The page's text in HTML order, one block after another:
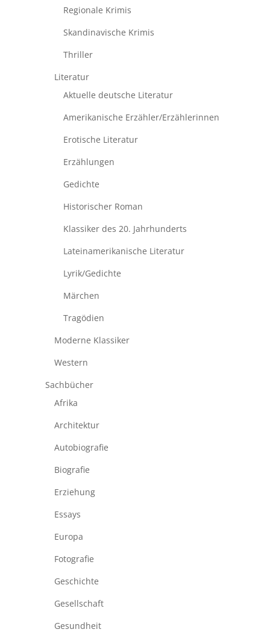
Regionale Krimis
Skandinavische Krimis
Thriller
Literatur
Aktuelle deutsche Literatur
Amerikanische Erzähler/Erzählerinnen
Erotische Literatur
Erzählungen
Gedichte
Historischer Roman
Klassiker des 20. Jahrhunderts
Lateinamerikanische Literatur
Lyrik/Gedichte
Märchen
Tragödien
Moderne Klassiker
Western
Sachbücher
Afrika
Architektur
Autobiografie
Biografie
Erziehung
Essays
Europa
Fotografie
Geschichte
Gesellschaft
Gesundheit